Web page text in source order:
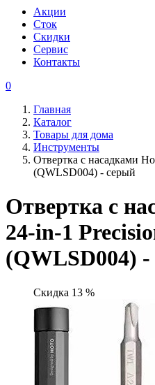
Акции
Сток
Скидки
Сервис
Контакты
0
Главная
Каталог
Товары для дома
Инструменты
Отвертка с насадками
(QWLSD004) - серый
Отвертка с
24-in-1
(QWLSD004)
Скидка 13 %